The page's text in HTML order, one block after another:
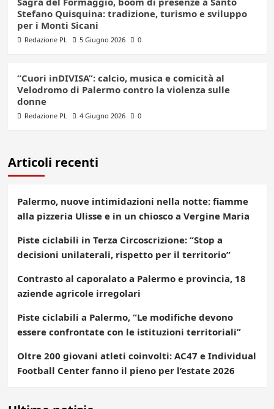
Stefano Quisquina: tradizione, turismo e sviluppo
per i Monti Sicani
Redazione PL 5 Giugno 2026 0
“Cuori inDIVISA”: calcio, musica e comicità al
Velodromo di Palermo contro la violenza sulle
donne
Redazione PL 4 Giugno 2026 0
Articoli recenti
Palermo, nuove intimidazioni nella notte: fiamme
alla pizzeria Ulisse e in un chiosco a Vergine Maria
Piste ciclabili in Terza Circoscrizione: “Stop a
decisioni unilaterali, rispetto per il territorio”
Contrasto al caporalato a Palermo e provincia, 18
aziende agricole irregolari
Piste ciclabili a Palermo, “Le modifiche devono
essere confrontate con le istituzioni territoriali”
Oltre 200 giovani atleti coinvolti: AC47 e Individual
Football Center fanno il pieno per l’estate 2026